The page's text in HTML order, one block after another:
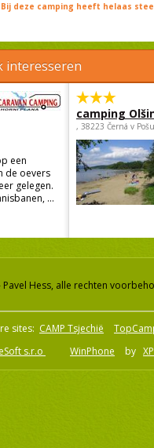
Bij deze camping heeft helaas
interesseren
een
de oevers
gelegen.
...
camping
, 38223 Černá v
Hess, alle rechten
sites: CAMP Tsjechië
s.r.o WinPhone by